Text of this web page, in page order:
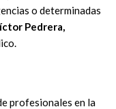
o determinadas
Pedrera,
profesionales en la